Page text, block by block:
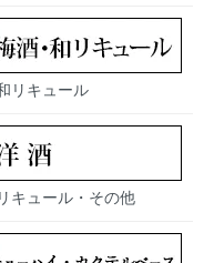
リキュール
キュール・その他